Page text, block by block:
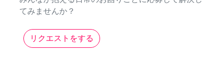
てみませんか？
リクエストをする